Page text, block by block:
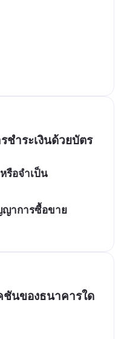
ชำระเงินด้วยบัตร
รือจำเป็น
ญาการซื้อขาย
ชันของธนาคารใด